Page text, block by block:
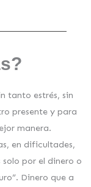
tanto estrés, sin
presente y para
manera.
en dificultades,
por el dinero o
Dinero que a